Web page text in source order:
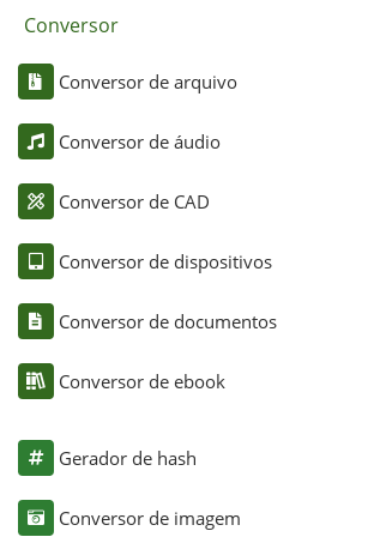
Conversor
Conversor de arquivo
Conversor de áudio
Conversor de CAD
Conversor de dispositivos
Conversor de documentos
Conversor de ebook
Gerador de hash
Conversor de imagem